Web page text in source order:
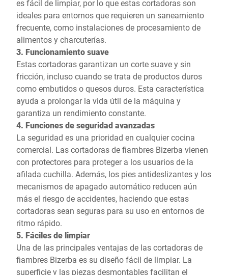
es fácil de limpiar, por lo que estas cortadoras son
ideales para entornos que requieren un saneamiento
frecuente, como instalaciones de procesamiento de
alimentos y charcuterías.
3. Funcionamiento suave
Estas cortadoras garantizan un corte suave y sin
fricción, incluso cuando se trata de productos duros
como embutidos o quesos duros. Esta característica
ayuda a prolongar la vida útil de la máquina y
garantiza un rendimiento constante.
4. Funciones de seguridad avanzadas
La seguridad es una prioridad en cualquier cocina
comercial. Las cortadoras de fiambres Bizerba vienen
con protectores para proteger a los usuarios de la
afilada cuchilla. Además, los pies antideslizantes y los
mecanismos de apagado automático reducen aún
más el riesgo de accidentes, haciendo que estas
cortadoras sean seguras para su uso en entornos de
ritmo rápido.
5. Fáciles de limpiar
Una de las principales ventajas de las cortadoras de
fiambres Bizerba es su diseño fácil de limpiar. La
superficie y las piezas desmontables facilitan el